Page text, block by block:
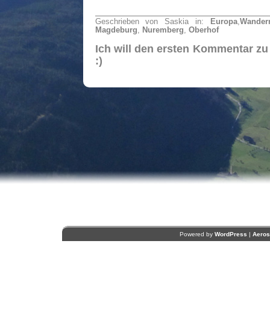
Geschrieben von Saskia in: Europa
Magdeburg
Nuremberg Oberhof
Ich will den ersten Kommentar
:)
Powered by WordPress |